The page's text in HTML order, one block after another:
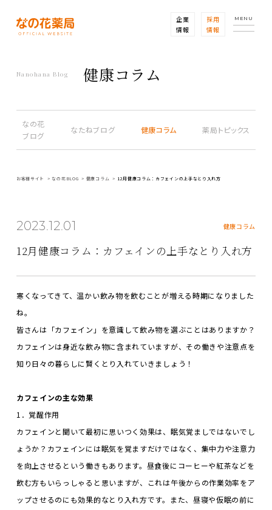
企業
情報
採用
情報
MENU
Nanohana Blog 健康コラム
なの花
ブログ
なたねブログ 健康コラム 薬局トピックス
お客様サイト なの花BLOG 健康コラム 12月健康コラム：カフェインの上手なとり入れ方
2023.12.01 健康コラム
12月健康コラム：カフェインの上手なとり入れ方
寒くなってきて、温かい飲み物を飲むことが増える時期になりました
ね。
皆さんは「カフェイン」を意識して飲み物を選ぶことはありますか？
カフェインは身近な飲み物に含まれていますが、その働きや注意点を
知り日々の暮らしに賢くとり入れていきましょう！
カフェインの主な効果
1．覚醒作用
カフェインと聞いて最初に思いつく効果は、眠気覚ましではないでし
ょうか？カフェインには眠気を覚ますだけではなく、集中力や注意力
を向上させるという働きもあります。昼食後にコーヒーや紅茶などを
飲む方もいらっしゃると思いますが、これは午後からの作業効率をア
ップさせるのにも効果的なとり入れ方です。また、昼寝や仮眠の前に